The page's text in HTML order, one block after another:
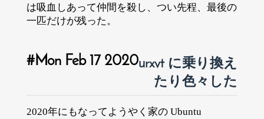
は吸血しあって仲間を殺し、つい先程、最後の
一匹だけが残った。
Mon Feb 17 2020urxvt に乗り換え
たり色々した
2020年にもなってようやく家の Ubuntu